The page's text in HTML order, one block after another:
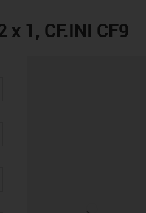
1, CF.INI CF9